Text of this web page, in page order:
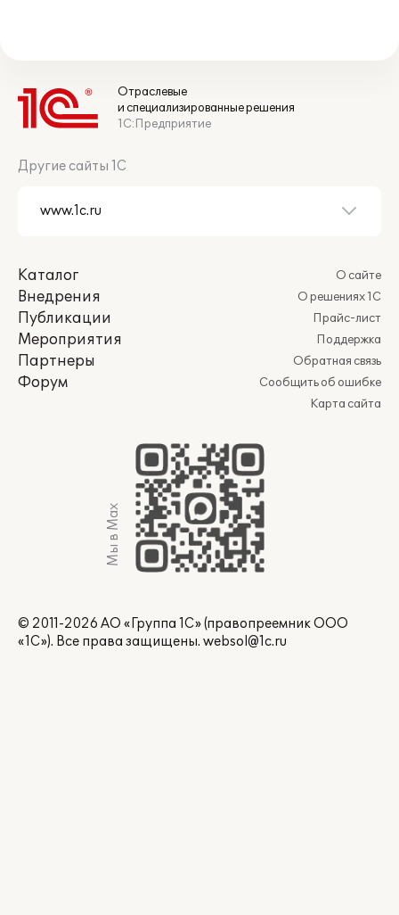
Отраслевые
и специализированные решения
1С:Предприятие
Другие сайты 1С
Каталог
Внедрения
Публикации
Мероприятия
Партнеры
Форум
О сайте
О решениях 1С
Прайс-лист
Поддержка
Обратная связь
Сообщить об ошибке
Карта сайта
Мы в Max
© 2011-2026 АО «Группа 1С» (правопреемник ООО
«1С»). Все права защищены. websol@1c.ru